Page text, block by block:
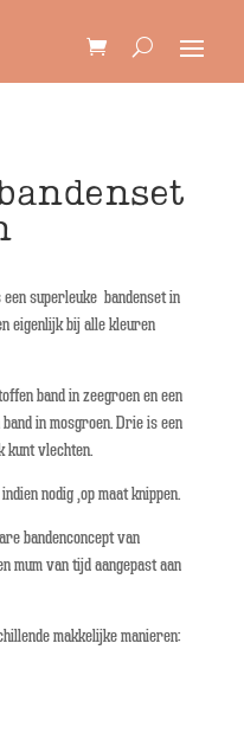
superleuke bandenset in
eigenlijk bij alle kleuren
band in zeegroen en een
in mosgroen. Drie is een
kunt vlechten.
nodig ,op maat knippen.
bandenconcept van
mum van tijd aangepast aan
makkelijke manieren: